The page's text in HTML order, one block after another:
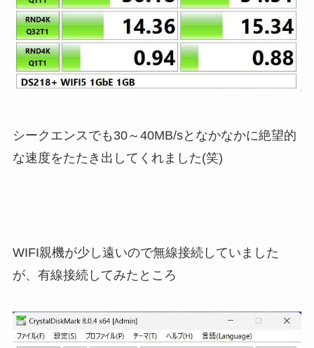
シークエンスでも30～40MB/sとなかなかに絶望的
な速度をたたき出してくれました(笑)
WIFI親機が少し遠いので無線接続していました
が、有線接続してみたところ